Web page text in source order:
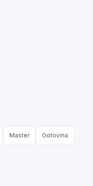
Master Gotovina